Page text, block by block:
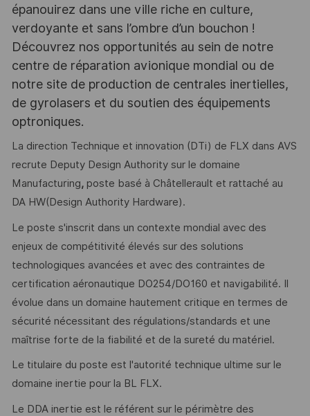
épanouirez dans une ville riche en culture,
verdoyante et sans l’ombre d’un bouchon !
Découvrez nos opportunités au sein de notre
centre de réparation avionique mondial ou de
notre site de production de centrales inertielles,
de gyrolasers et du soutien des équipements
optroniques.
La direction Technique et innovation (DTi) de FLX dans AVS
recrute Deputy Design Authority sur le domaine
Manufacturing, poste basé à Châtellerault et rattaché au
DA HW(Design Authority Hardware).
Le poste s'inscrit dans un contexte mondial avec des
enjeux de compétitivité élevés sur des solutions
technologiques avancées et avec des contraintes de
certification aéronautique DO254/DO160 et navigabilité. Il
évolue dans un domaine hautement critique en termes de
sécurité nécessitant des régulations/standards et une
maîtrise forte de la fiabilité et de la sureté du matériel.
Le titulaire du poste est l'autorité technique ultime sur le
domaine inertie pour la BL FLX.
Le DDA inertie est le référent sur le périmètre des